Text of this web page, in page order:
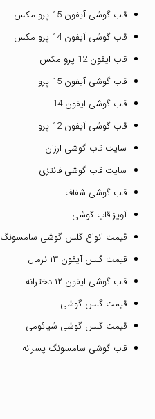
قاب گوشی آیفون 15 پرو مکس
قاب گوشی آیفون 14 پرو مکس
قاب ایفون 12 پرو مکس
قاب گوشی آیفون 15 پرو
قاب گوشی ایفون 14
قاب گوشی آیفون 12 پرو
سایت قاب گوشی ارزان
سایت قاب گوشی فانتزی
قاب گوشی شفاف
آویز قاب گوشی
قیمت انواع گلس گوشی سامسونگ
قیمت گلس آیفون ۱۳ نرمال
قاب گوشی ایفون ۱۲ دخترانه
قیمت گلس گوشی
قیمت گلس گوشی شیائومی
قاب گوشی سامسونگ پسرانه